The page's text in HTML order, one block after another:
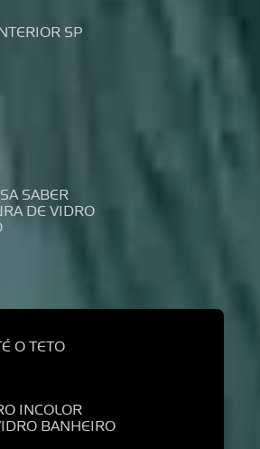
SP
SABER
DE VIDRO
O TETO
INCOLOR
BANHEIRO